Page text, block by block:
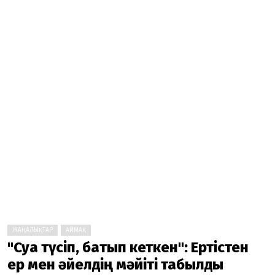
ЖАҢАЛЫҚТАР АЙМАҚ
"Суға түсіп, батып кеткен": Ертістен
ер мен әйелдің мәйіті табылды